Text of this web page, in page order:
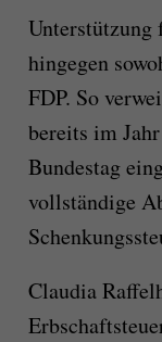
Unterstützung
hingegen
FDP. So
bereits im
Bundestag
vollständige
Claudia